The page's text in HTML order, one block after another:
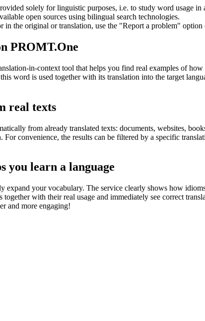
solely for linguistic purposes, i.e. to study word usage
open sources using bilingual search technologies.
the original or translation, use the "Report a problem" option
PROMT.One
in-context tool that helps you find real examples of
word is used together with its translation into the target
real texts
from already translated texts: documents, websites,
For convenience, the results can be filtered by a specific
you learn a language
expand your vocabulary. The service clearly shows how
with their real usage and immediately see correct
and more engaging!